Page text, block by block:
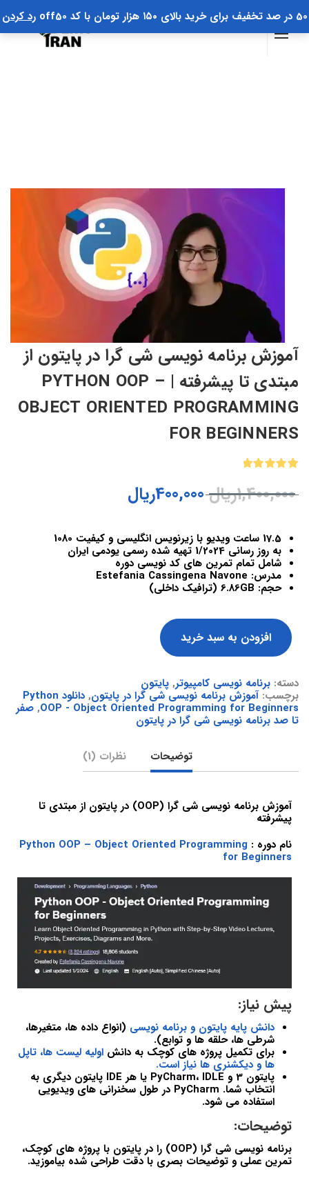
50 در صد تخفیف برای خرید بالای ۱۵۰ هزار تومان با کد off50 رد کردن
آموزش برنامه نویسی شی گرا در پایتون از
مبتدی تا پیشرفته | PYTHON OOP –
OBJECT ORIENTED PROGRAMMING
FOR BEGINNERS
از 5
در
1,400,000ریال 400,000ریال
17.5 ساعت ویدیو با زیرنویس انگلیسی و کیفیت 1080
به روز رسانی 1/2024 تهیه شده رسمی یودمی ایران
شامل تمام تمرین های کد نویسی دوره
مدرس: Estefania Cassingena Navone
حجم: 6.86GB (ترافیک داخلی)
افزودن به سبد خرید
دسته: برنامه نویسی کامپیوتر, پایتون
برچسب: آموزش برنامه نویسی شی گرا در پایتون, دانلود Python
OOP - Object Oriented Programming for Beginners
, صفر
تا صد برنامه نویسی شی گرا در پایتون
توضیحات نظرات (1)
آموزش برنامه نویسی شی گرا (OOP) در پایتون از مبتدی تا
پیشرفته
نام دوره : Python OOP – Object Oriented Programming
for Beginners
پیش نیاز:
دانش پایه پایتون و برنامه نویسی (انواع داده ها، متغیرها،
شرطی ها، حلقه ها و توابع).
برای تکمیل پروژه های کوچک به دانش اولیه لیست ها، تاپل
ها و دیکشنری ها نیاز است.
پایتون 3 و PyCharm، IDLE یا هر IDE پایتون دیگری به
انتخاب شما. PyCharm در طول سخنرانی های ویدیویی
استفاده می شود.
توضیحات:
برنامه نویسی شی گرا (OOP) را در پایتون با پروژه های کوچک،
تمرین عملی و توضیحات بصری با دقت طراحی شده بیاموزید.